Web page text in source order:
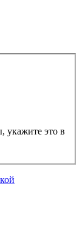
укажите это в